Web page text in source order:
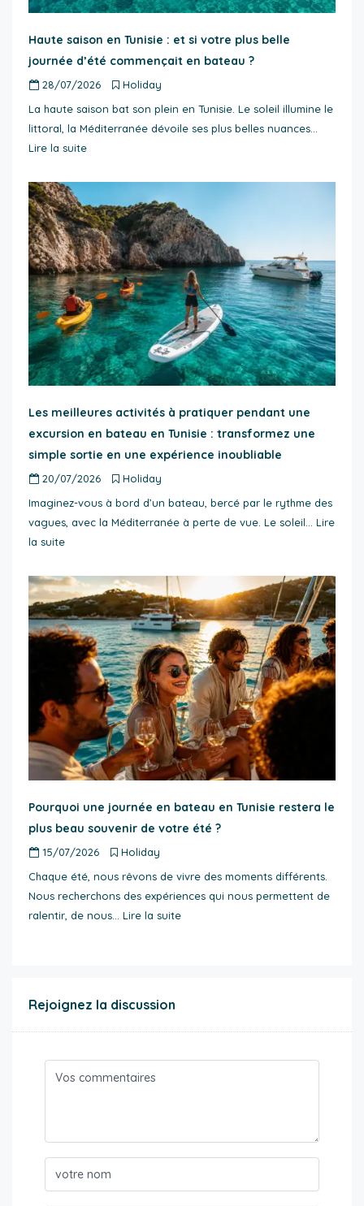
Haute saison en Tunisie : et si votre plus belle
journée d’été commençait en bateau ?
28/07/2026
Holiday
La haute saison bat son plein en Tunisie. Le soleil illumine le
littoral, la Méditerranée dévoile ses plus belles nuances…
Lire la suite
Les meilleures activités à pratiquer pendant une
excursion en bateau en Tunisie : transformez une
simple sortie en une expérience inoubliable
20/07/2026
Holiday
Imaginez-vous à bord d’un bateau, bercé par le rythme des
vagues, avec la Méditerranée à perte de vue. Le soleil… Lire
la suite
Pourquoi une journée en bateau en Tunisie restera le
plus beau souvenir de votre été ?
15/07/2026
Holiday
Chaque été, nous rêvons de vivre des moments différents.
Nous recherchons des expériences qui nous permettent de
ralentir, de nous… Lire la suite
Rejoignez la discussion